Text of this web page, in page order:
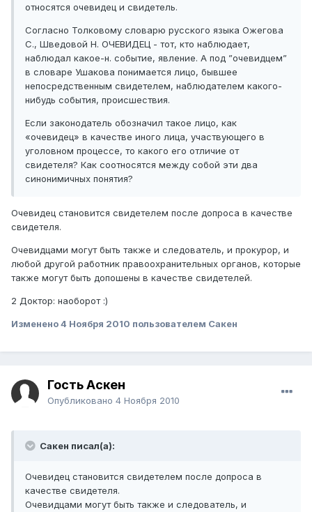
относятся очевидец и свидетель.
Согласно Толковому словарю русского языка Ожегова
С., Шведовой Н. ОЧЕВИДЕЦ - тот, кто наблюдает,
наблюдал какое-н. событие, явление. А под ”очевидцем”
в словаре Ушакова понимается лицо, бывшее
непосредственным свидетелем, наблюдателем какого-
нибудь события, происшествия.
Если законодатель обозначил такое лицо, как
«очевидец» в качестве иного лица, участвующего в
уголовном процессе, то какого его отличие от
свидетеля? Как соотносятся между собой эти два
синонимичных понятия?
Очевидец становится свидетелем после допроса в качестве
свидетеля.
Очевидцами могут быть также и следователь, и прокурор, и
любой другой работник правоохранительных органов, которые
также могут быть допошены в качестве свидетелей.
2 Доктор: наоборот :)
Изменено4 Ноября 2010 пользователем Сакен
Гость Аскен
Опубликовано 4 Ноября 2010
Сакен писал(а):
Очевидец становится свидетелем после допроса в
качестве свидетеля.
Очевидцами могут быть также и следователь, и